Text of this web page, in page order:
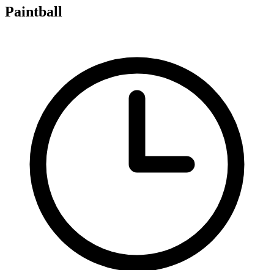
Paintball